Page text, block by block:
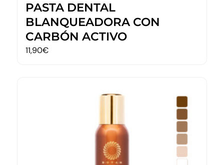
PASTA DENTAL
BLANQUEADORA CON
CARBÓN ACTIVO
11,90€